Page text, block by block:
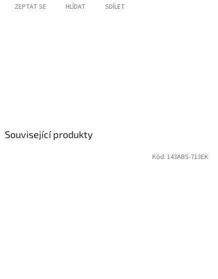
ZEPTAT SE HLÍDAT SDÍLET
Související produkty
Kód: 143ABS-713EK